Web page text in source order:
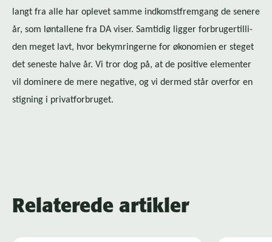
langt fra alle har oplevet samme ind­komst­frem­gang de senere
år, som løntallene fra DA viser. Samtidig ligger for­bru­ger­til­li­
den meget lavt, hvor bekymringerne for økonomien er steget
det seneste halve år. Vi tror dog på, at de positive elementer
vil dominere de mere negative, og vi dermed står overfor en
stigning i pri­vat­for­bru­get.
Relaterede artikler